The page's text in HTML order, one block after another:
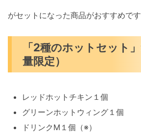
がセットになった商品がおすすめです
「2種のホットセット
量限定）
レッドホットチキン１個
グリーンホットウィング１個
ドリンクM１個（※）